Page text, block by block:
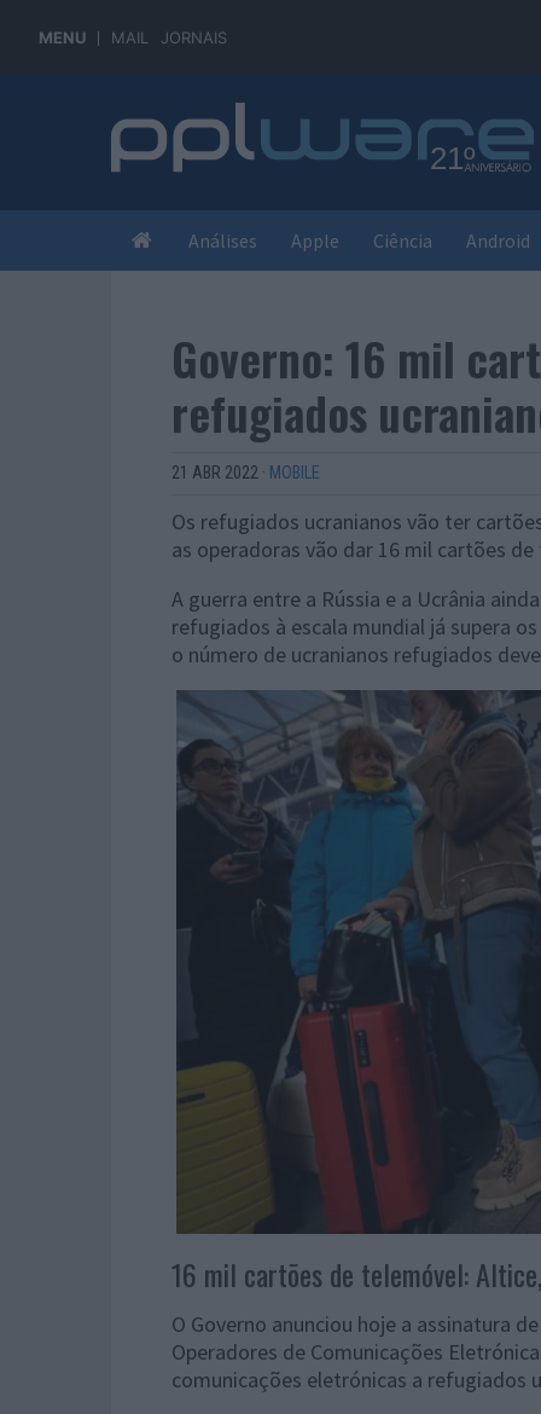
MENU MAIL JORNAIS
Análises Apple Ciência Android
Governo: 16 mil
refugiados
21 ABR 2022 · MOBILE
Os refugiados ucranianos vão ter
as operadoras vão dar 16 mil cartões
A guerra entre a Rússia e a Ucrânia
refugiados à escala mundial já supera
o número de ucranianos refugiados
16 mil cartões de telemóvel:
O Governo anunciou hoje a assinatura
Operadores de Comunicações
comunicações eletrónicas a refugiados